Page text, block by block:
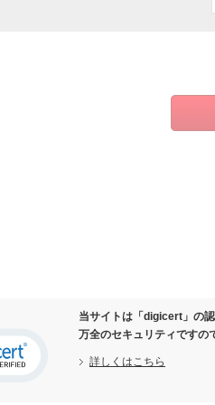
お取り寄せ商品が入荷した際、お客様にご
修理ご依頼の際、修理された製品の履歴を
情報関連商品の修理をご依頼の際に当社と
ダイレクトメールやメールマガジン、ス
人の生命、身体または財産の保護のため
公衆衛生の向上または児童の健全な育成
国の機関もしくは地方公共団体またはその
当サイトは「digicert」の認
万全のセキュリティですの
詳しくはこちら